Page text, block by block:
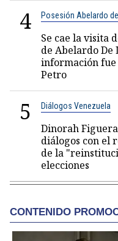
4 Posesión Abelardo
Se cae la visita
de Abelardo De
información
Petro
5 Diálogos Venezuela
Dinorah
diálogos con el
de la
elecciones